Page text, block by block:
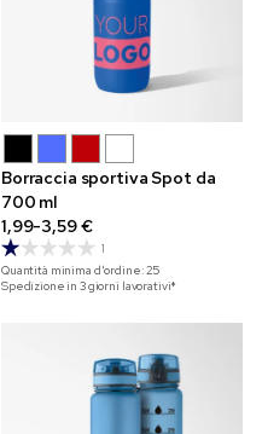
Borraccia sportiva Spot da
700 ml
1,99-3,59 €
1
Quantità minima d'ordine:25
Spedizione in 3 giorni lavorativi*